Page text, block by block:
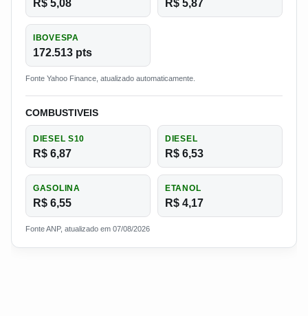
R$ 5,08 R$ 5,87
IBOVESPA
172.513 pts
Fonte Yahoo Finance, atualizado automaticamente.
COMBUSTIVEIS
DIESEL S10
R$ 6,87
DIESEL
R$ 6,53
GASOLINA
R$ 6,55
ETANOL
R$ 4,17
Fonte ANP, atualizado em 07/08/2026